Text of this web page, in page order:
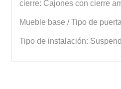
cierre: Cajones con cierre
Mueble base / Tipo de
Tipo de instalación: